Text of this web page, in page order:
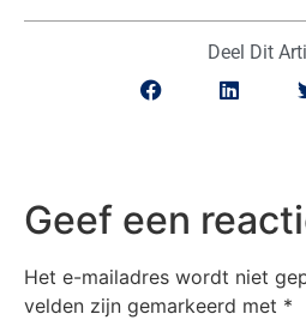
Deel Dit
Geef een
Het e-mailadres wordt niet
velden zijn gemarkeerd met *